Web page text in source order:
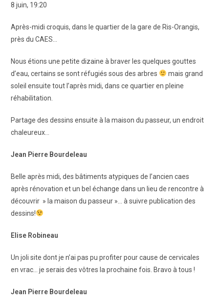
8 juin, 19:20
Après-midi croquis, dans le quartier de la gare de Ris-Orangis,
près du CAES…
Nous étions une petite dizaine à braver les quelques gouttes
d’eau, certains se sont réfugiés sous des arbres
mais grand
soleil ensuite tout l’après midi, dans ce quartier en pleine
réhabilitation.
Partage des dessins ensuite à la maison du passeur, un endroit
chaleureux…
Jean Pierre Bourdeleau
Belle après midi, des bâtiments atypiques de l’ancien caes
après rénovation et un bel échange dans un lieu de rencontre à
découvrir » la maison du passeur »… à suivre publication des
dessins!
Elise Robineau
Un joli site dont je n’ai pas pu profiter pour cause de cervicales
en vrac… je serais des vôtres la prochaine fois. Bravo à tous !
Jean Pierre Bourdeleau